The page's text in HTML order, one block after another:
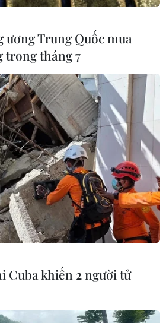
ương Trung Quốc mua
trong tháng 7
Cuba khiến 2 người tử